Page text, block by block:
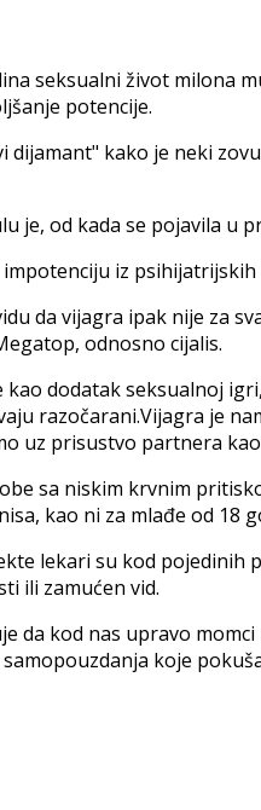
seksualni život milona
potencije.
dijamant" kako je neki
je, od kada se pojavila u
impotenciju iz
da vijagra ipak nije za
odnosno cijalis.
dodatak seksualnoj
razočarani.Vijagra je
uz prisustvo partnera
sa niskim krvnim
kao ni za mlađe od 18
lekari su kod pojedinih
ili zamućen vid.
da kod nas upravo
koje